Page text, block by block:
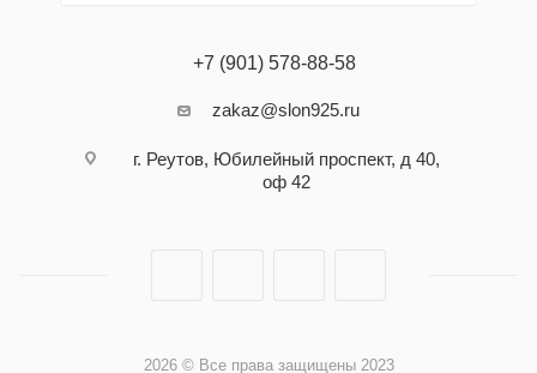
+7 (901) 578-88-58
zakaz@slon925.ru
г. Реутов, Юбилейный проспект, д 40,
оф 42
2026 © Все права защищены 2023